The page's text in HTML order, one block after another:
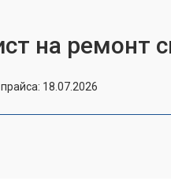
на ремонт
18.07.2026